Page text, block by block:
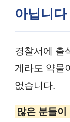
아닙니다
경찰서에 출
게라도 약물
없습니다.
많은 분들